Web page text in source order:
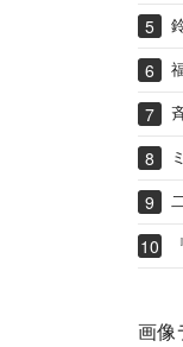
画像